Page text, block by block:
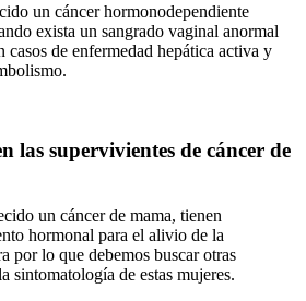
un cáncer hormonodependiente
exista un sangrado vaginal anormal
casos de enfermedad hepática activa y
las supervivientes de cáncer de
un cáncer de mama, tienen
hormonal para el alivio de la
por lo que debemos buscar otras
sintomatología de estas mujeres.